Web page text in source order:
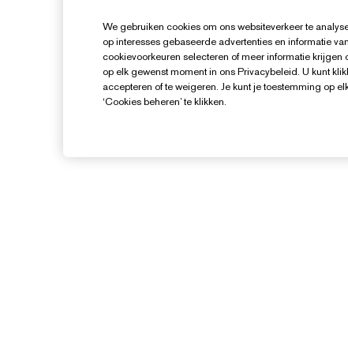
We gebruiken cookies om ons websiteverkeer te
op interesses gebaseerde advertenties en informatie
cookievoorkeuren selecteren of meer informatie
op elk gewenst moment in ons Privacybeleid. U kunt
accepteren of te weigeren. Je kunt je toestemming op
‘Cookies beheren’ te klikken.